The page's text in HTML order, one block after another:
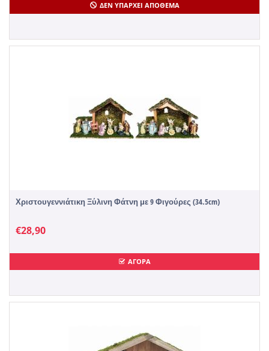
ΔΕΝ ΥΠΆΡΧΕΙ ΑΠΌΘΕΜΑ
Χριστουγεννιάτικη Ξύλινη Φάτνη με 9 Φιγούρες (34.5cm)
€28,90
ΑΓΟΡΑ